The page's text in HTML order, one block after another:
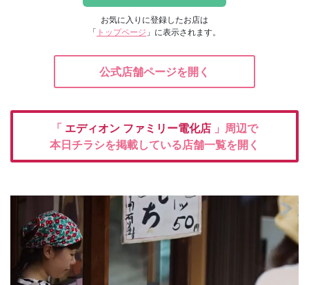
お気に入りに登録したお店は
「 トップページ 」に表示されます。
公式店舗ページを開く
「 エディオン ファミリー電化店 」周辺で
本日チラシを掲載している店舗一覧を開く